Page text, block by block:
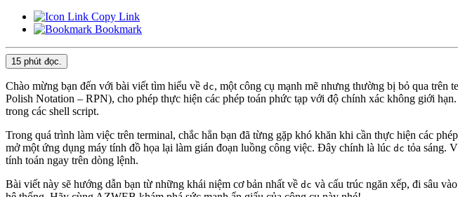
Copy Link
Bookmark
15 phút đọc.
Chào mừng bạn đến với bài viết tìm hiểu về dc, một công cụ mạnh mẽ nhưng thường bị bỏ qua trên
Polish Notation – RPN), cho phép thực hiện các phép toán phức tạp với độ chính xác không giới
trong các shell script.
Trong quá trình làm việc trên terminal, chắc hẳn bạn đã từng gặp khó khăn khi cần thực hiện các
mở một ứng dụng máy tính đồ họa lại làm gián đoạn luồng công việc. Đây chính là lúc dc tỏa sáng.
tính toán ngay trên dòng lệnh.
Bài viết này sẽ hướng dẫn bạn từ những khái niệm cơ bản nhất về dc và cấu trúc ngăn xếp, đi sâu